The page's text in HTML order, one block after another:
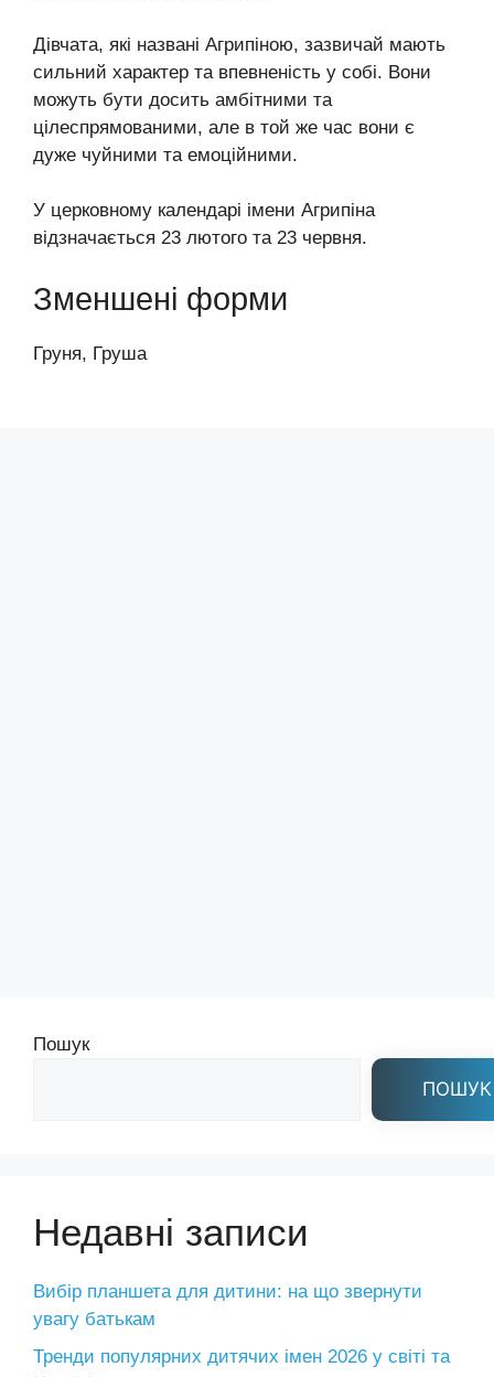
Дівчата, які названі Агрипіною, зазвичай мають
сильний характер та впевненість у собі. Вони
можуть бути досить амбітними та
цілеспрямованими, але в той же час вони є
дуже чуйними та емоційними.
У церковному календарі імени Агрипіна
відзначається 23 лютого та 23 червня.
Зменшені форми
Груня, Груша
Пошук
ПОШУК
Недавні записи
Вибір планшета для дитини: на що звернути
увагу батькам
Тренди популярних дитячих імен 2026 у світі та